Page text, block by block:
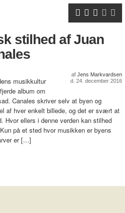
stilhed af Juan
af Jens Markvardsen
d. 24. december 2016
musikkultur
album om
Canales skriver selv at byen og
af hver enkelt billede, og det er svært at
Hvor ellers i denne verden kan stilhed
på et sted hvor musikken er byens
er […]